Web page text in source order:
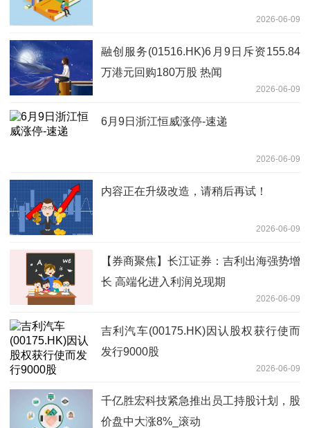
2026-06-09
融创服务(01516.HK)6月9日斥资155.84
万港元回购180万股 热闻
2026-06-09
6月9日浙江恒威涨停-速递
2026-06-09
内容正在升级改造，请稍后再试！
2026-06-09
【券商聚焦】长江证券：吉利出海强势增
长 高端化进入利润兑现期
2026-06-09
吉利汽车(00175.HK)因认股权获行使而
发行9000股
2026-06-09
千亿胜宏科技紧急推出员工持股计划，股
价盘中大涨8%_滚动